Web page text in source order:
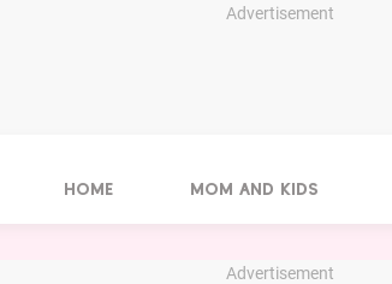
Advertisement
HOME MOM AND KIDS
Advertisement